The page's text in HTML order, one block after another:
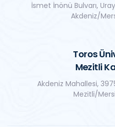
İsmet İnönü Bulvarı,
Akdeniz/
Toros
Mezitli
Akdeniz Mahallesi,
Mezitli/